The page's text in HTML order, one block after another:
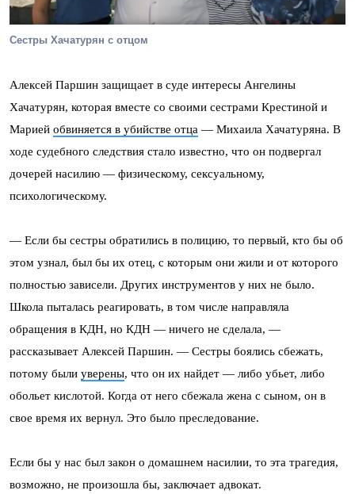
Сестры Хачатурян с отцом
Алексей Паршин защищает в суде интересы Ангелины
Хачатурян, которая вместе со своими сестрами Крестиной и
Марией обвиняется в убийстве отца — Михаила Хачатуряна. В
ходе судебного следствия стало известно, что он подвергал
дочерей насилию — физическому, сексуальному,
психологическому.
— Если бы сестры обратились в полицию, то первый, кто бы об
этом узнал, был бы их отец, с которым они жили и от которого
полностью зависели. Других инструментов у них не было.
Школа пыталась реагировать, в том числе направляла
обращения в КДН, но КДН — ничего не сделала, —
рассказывает Алексей Паршин. — Сестры боялись сбежать,
потому были уверены, что он их найдет — либо убьет, либо
обольет кислотой. Когда от него сбежала жена с сыном, он в
свое время их вернул. Это было преследование.
Если бы у нас был закон о домашнем насилии, то эта трагедия,
возможно, не произошла бы, заключает адвокат.